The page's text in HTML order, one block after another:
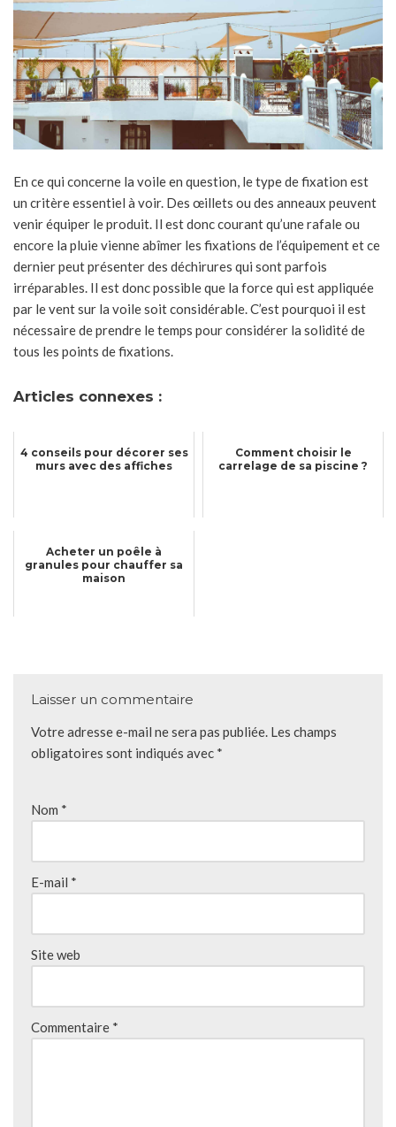
En ce qui concerne la voile en question, le type de fixation est
un critère essentiel à voir. Des œillets ou des anneaux peuvent
venir équiper le produit. Il est donc courant qu’une rafale ou
encore la pluie vienne abîmer les fixations de l’équipement et ce
dernier peut présenter des déchirures qui sont parfois
irréparables. Il est donc possible que la force qui est appliquée
par le vent sur la voile soit considérable. C’est pourquoi il est
nécessaire de prendre le temps pour considérer la solidité de
tous les points de fixations.
Articles connexes :
4 conseils pour décorer ses
murs avec des affiches
Comment choisir le
carrelage de sa piscine ?
Acheter un poêle à
granules pour chauffer sa
maison
Laisser un commentaire
Votre adresse e-mail ne sera pas publiée. Les champs
obligatoires sont indiqués avec *
Nom *
E-mail *
Site web
Commentaire *